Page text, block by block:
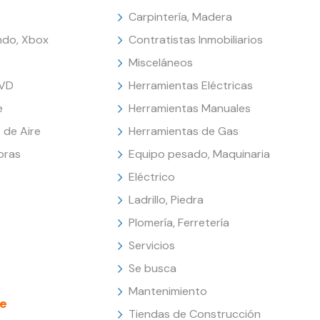
Xbox
Aire
Carpintería, Madera
Contratistas Inmobiliarios
Misceláneos
Herramientas Eléctricas
Herramientas Manuales
Herramientas de Gas
Equipo pesado, Maquinaria
Eléctrico
Ladrillo, Piedra
Plomería, Ferretería
Servicios
Se busca
Mantenimiento
Tiendas de Construcción